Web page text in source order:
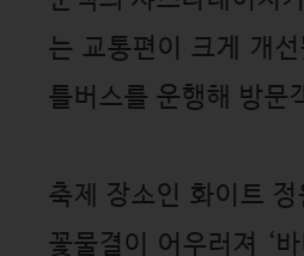
는 교통편이 크게 개
틀버스를 운행해 방문
축제 장소인 화이트
꽃물결이 어우러져 ‘